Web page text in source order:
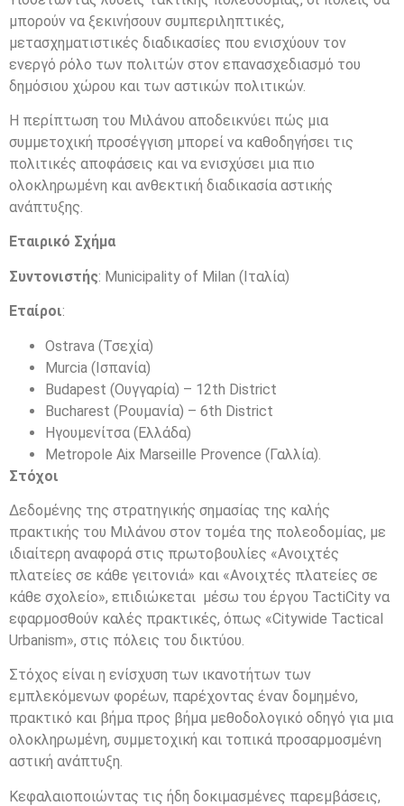
μπορούν να ξεκινήσουν συμπεριληπτικές,
μετασχηματιστικές διαδικασίες που ενισχύουν τον
ενεργό ρόλο των πολιτών στον επανασχεδιασμό του
δημόσιου χώρου και των αστικών πολιτικών.
Η περίπτωση του Μιλάνου αποδεικνύει πώς μια
συμμετοχική προσέγγιση μπορεί να καθοδηγήσει τις
πολιτικές αποφάσεις και να ενισχύσει μια πιο
ολοκληρωμένη και ανθεκτική διαδικασία αστικής
ανάπτυξης.
Εταιρικό Σχήμα
Συντονιστής: Municipality of Milan (Ιταλία)
Εταίροι:
Ostrava (Τσεχία)
Murcia (Ισπανία)
Budapest (Ουγγαρία) – 12th District
Bucharest (Ρουμανία) – 6th District
Ηγουμενίτσα (Ελλάδα)
Metropole Aix Marseille Provence (Γαλλία).
Στόχοι
Δεδομένης της στρατηγικής σημασίας της καλής
πρακτικής του Μιλάνου στον τομέα της πολεοδομίας, με
ιδιαίτερη αναφορά στις πρωτοβουλίες «Ανοιχτές
πλατείες σε κάθε γειτονιά» και «Ανοιχτές πλατείες σε
κάθε σχολείο», επιδιώκεται μέσω του έργου TactiCity να
εφαρμοσθούν καλές πρακτικές, όπως «Citywide Tactical
Urbanism», στις πόλεις του δικτύου.
Στόχος είναι η ενίσχυση των ικανοτήτων των
εμπλεκόμενων φορέων, παρέχοντας έναν δομημένο,
πρακτικό και βήμα προς βήμα μεθοδολογικό οδηγό για μια
ολοκληρωμένη, συμμετοχική και τοπικά προσαρμοσμένη
αστική ανάπτυξη.
Κεφαλαιοποιώντας τις ήδη δοκιμασμένες παρεμβάσεις,